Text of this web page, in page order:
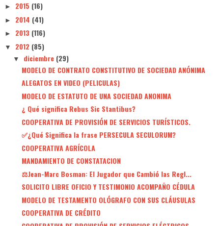
► 2015 (16)
► 2014 (41)
► 2013 (116)
▼ 2012 (85)
▼ diciembre (29)
MODELO DE CONTRATO CONSTITUTIVO DE SOCIEDAD ANÓNIMA
ALEGATOS EN VIDEO (PELICULAS)
MODELO DE ESTATUTO DE UNA SOCIEDAD ANONIMA
¿ Qué significa Rebus Sic Stantibus?
COOPERATIVA DE PROVISIÓN DE SERVICIOS TURÍSTICOS.
✅¿Qué Significa la frase PERSECULA SECULORUM?
COOPERATIVA AGRÍCOLA
MANDAMIENTO DE CONSTATACION
⚖️Jean-Marc Bosman: El Jugador que Cambió las Regl...
SOLICITO LIBRE OFICIO Y TESTIMONIO ACOMPAÑO CÉDULA
MODELO DE TESTAMENTO OLÓGRAFO CON SUS CLÁUSULAS
COOPERATIVA DE CRÉDITO